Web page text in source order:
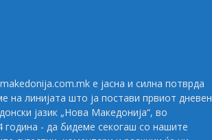
е јасна и силна потврда
на линијата што ја постави првиот дневен
јазик „Нова Македонија“, во
година - да бидеме секогаш со нашите